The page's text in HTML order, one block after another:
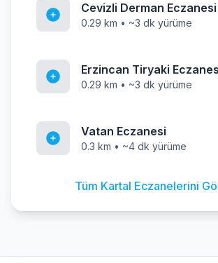
Cevizli Derman Eczanesi
0.29 km • ~3 dk yürüme
Erzincan Tiryaki
0.29 km • ~3 dk yürüme
Vatan Eczanesi
0.3 km • ~4 dk yürüme
Tüm Kartal Eczanelerini